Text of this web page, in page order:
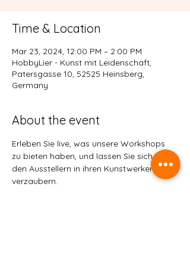
Time & Location
Mar 23, 2024, 12:00 PM – 2:00 PM
HobbyLier - Kunst mit Leidenschaft,
Patersgasse 10, 52525 Heinsberg,
Germany
About the event
Erleben Sie live, was unsere Workshops
zu bieten haben, und lassen Sie sich von
den Ausstellern in ihren Kunstwerken
verzaubern.